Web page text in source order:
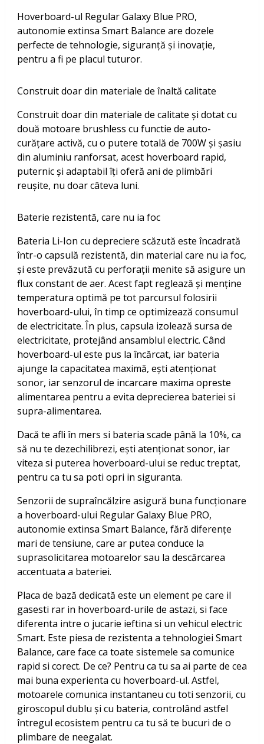
Hoverboard-ul Regular Galaxy Blue PRO,
autonomie extinsa Smart Balance are dozele
perfecte de tehnologie, siguranță și inovație,
pentru a fi pe placul tuturor.
Construit doar din materiale de înaltă calitate
Construit doar din materiale de calitate și dotat cu
două motoare brushless cu functie de auto-
curățare activă, cu o putere totală de 700W și șasiu
din aluminiu ranforsat, acest hoverboard rapid,
puternic și adaptabil îți oferă ani de plimbări
reușite, nu doar câteva luni.
Baterie rezistentă, care nu ia foc
Bateria Li-Ion cu depreciere scăzută este încadrată
într-o capsulă rezistentă, din material care nu ia foc,
și este prevăzută cu perforații menite să asigure un
flux constant de aer. Acest fapt reglează și menține
temperatura optimă pe tot parcursul folosirii
hoverboard-ului, în timp ce optimizează consumul
de electricitate. În plus, capsula izolează sursa de
electricitate, protejând ansamblul electric. Când
hoverboard-ul este pus la încărcat, iar bateria
ajunge la capacitatea maximă, ești atenționat
sonor, iar senzorul de incarcare maxima opreste
alimentarea pentru a evita deprecierea bateriei si
supra-alimentarea.
Dacă te afli în mers si bateria scade până la 10%, ca
să nu te dezechilibrezi, ești atenționat sonor, iar
viteza si puterea hoverboard-ului se reduc treptat,
pentru ca tu sa poti opri in siguranta.
Senzorii de supraîncălzire asigură buna funcționare
a hoverboard-ului Regular Galaxy Blue PRO,
autonomie extinsa Smart Balance, fără diferențe
mari de tensiune, care ar putea conduce la
suprasolicitarea motoarelor sau la descărcarea
accentuata a bateriei.
Placa de bază dedicată este un element pe care il
gasesti rar in hoverboard-urile de astazi, si face
diferenta intre o jucarie ieftina si un vehicul electric
Smart. Este piesa de rezistenta a tehnologiei Smart
Balance, care face ca toate sistemele sa comunice
rapid si corect. De ce? Pentru ca tu sa ai parte de cea
mai buna experienta cu hoverboard-ul. Astfel,
motoarele comunica instantaneu cu toti senzorii, cu
giroscopul dublu și cu bateria, controlând astfel
întregul ecosistem pentru ca tu să te bucuri de o
plimbare de neegalat.